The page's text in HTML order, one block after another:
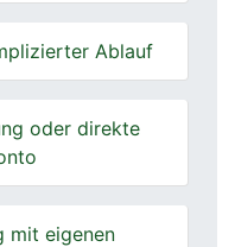
Ablauf
oder direkte
mit eigenen